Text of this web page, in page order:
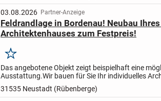
03.08.2026 Partner-Anzeige
Feldrandlage in Bordenau! Neubau
Architektenhauses zum Festpreis!
Merken
Das angebotene Objekt zeigt beispielhaft eine
Ausstattung.Wir bauen für Sie Ihr individuelles
auf Stein. Grundsolide.
- zum garantierten...
31535 Neustadt (Rübenberge)